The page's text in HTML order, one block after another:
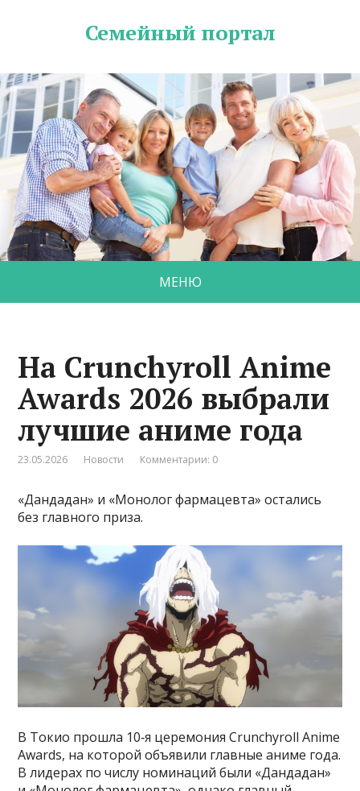
Семейный портал
МЕНЮ
На Crunchyroll Anime
Awards 2026 выбрали
лучшие аниме года
23.05.2026 Новости Комментарии: 0
«Дандадан» и «Монолог фармацевта» остались
без главного приза.
В Токио прошла 10‑я церемония Crunchyroll Anime
Awards, на которой объявили главные аниме года.
В лидерах по числу номинаций были «Дандадан»